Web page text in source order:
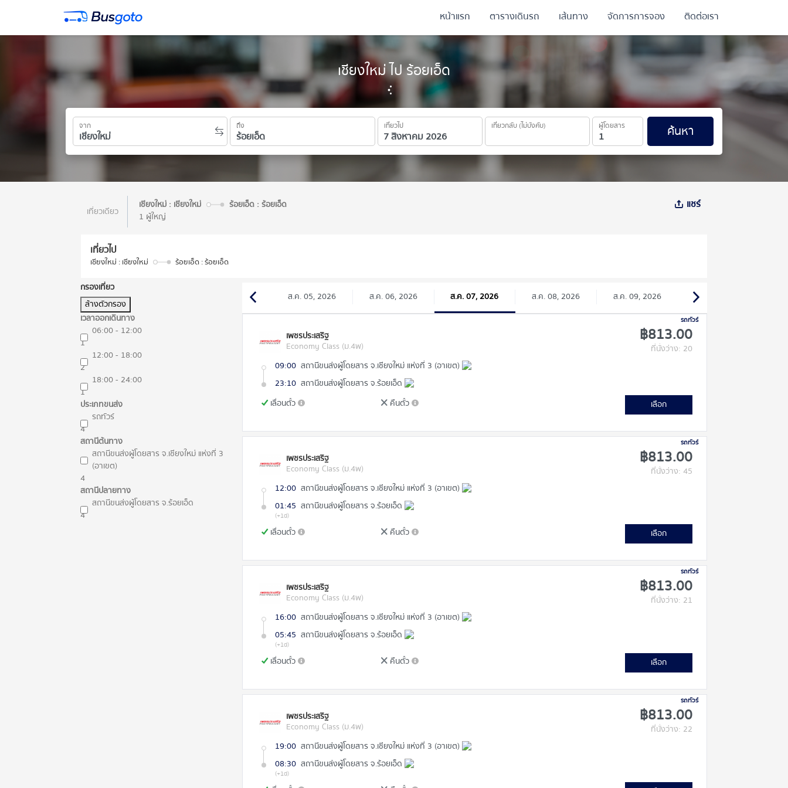
เชียงใหม่ ไป ร้อยเอ็ด
จาก ถึง เที่ยวไป เที่ยวกลับ (ไม่บังคับ) ผู้โดยสาร ค้นหา
หน้าแรก ตารางเดินรถ เส้นทาง จัดการการจอง ติดต่อเรา
เที่ยวเดียว
เชียงใหม่ : เชียงใหม่
ร้อยเอ็ด : ร้อยเอ็ด
1 ผู้ใหญ่
แชร์
เที่ยวไป
เชียงใหม่ : เชียงใหม่ ร้อยเอ็ด : ร้อยเอ็ด
กรองเที่ยว
ล้างตัวกรอง
เวลาออกเดินทาง
06:00 - 12:00
1
12:00 - 18:00
2
18:00 - 24:00
1
ประเภทขนส่ง
รถทัวร์
4
สถานีต้นทาง
สถานีขนส่งผู้โดยสาร จ.เชียงใหม่ แห่งที่ 3
(อาเขต)
4
สถานีปลายทาง
สถานีขนส่งผู้โดยสาร จ.ร้อยเอ็ด
4
ส.ค. 05, 2026 ส.ค. 06, 2026 ส.ค. 07, 2026 ส.ค. 08, 2026 ส.ค. 09, 2026
รถทัวร์
เพชรประเสริฐ
Economy Class (ม.4พ)
฿813.00
ที่นั่งว่าง: 20
09:00 สถานีขนส่งผู้โดยสาร จ.เชียงใหม่ แห่งที่ 3 (อาเขต)
23:10 สถานีขนส่งผู้โดยสาร จ.ร้อยเอ็ด
เลื่อนตั๋ว
คืนตั๋ว เลือก
รถทัวร์
เพชรประเสริฐ
Economy Class (ม.4พ)
฿813.00
ที่นั่งว่าง: 45
12:00 สถานีขนส่งผู้โดยสาร จ.เชียงใหม่ แห่งที่ 3 (อาเขต)
01:45 สถานีขนส่งผู้โดยสาร จ.ร้อยเอ็ด
(+1d)
เลื่อนตั๋ว คืนตั๋ว เลือก
รถทัวร์
เพชรประเสริฐ
Economy Class (ม.4พ)
฿813.00
ที่นั่งว่าง: 21
16:00 สถานีขนส่งผู้โดยสาร จ.เชียงใหม่ แห่งที่ 3 (อาเขต)
05:45 สถานีขนส่งผู้โดยสาร จ.ร้อยเอ็ด
(+1d)
เลื่อนตั๋ว คืนตั๋ว เลือก
รถทัวร์
เพชรประเสริฐ
Economy Class (ม.4พ)
฿813.00
ที่นั่งว่าง: 22
19:00 สถานีขนส่งผู้โดยสาร จ.เชียงใหม่ แห่งที่ 3 (อาเขต)
08:30 สถานีขนส่งผู้โดยสาร จ.ร้อยเอ็ด
(+1d)